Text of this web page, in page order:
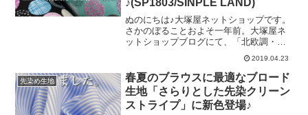
し青みが多かったので、「濃い青地」と
名づけました。新しく増えた色ですが、
とてもベーシックな色です。次はこちら
の色です。濃いめのグレーに、黄色のお
花です。「マスタード地」や「グレー
地」「グレージュ地」×「白いお花」はあ
ありそうでなかった
♪(SP1803/SINPLE LAND)
ぬのにちは♪大塚屋ネットショップです。
さかのぼることおよそ一年前。大塚屋ネ
ットショップブログにて、「北欧調・と
ご紹介させていただきました。オフ白地
やキナリ地をベースとしたこちらの生地
は、一年たった今でもほぼ毎日裁断をし
ている人気商品でございます。そんな
「北欧調・とことんシンプルなオックス
2019.04.23
先染め生地
春夏のブラウスに最適なブロード
生地「さらりとした先染クリーン
ストライプ」に新色登場♪